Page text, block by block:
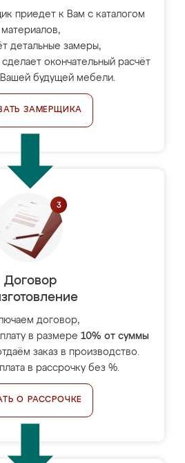
приедет к Вам с каталогом
материалов,
детальные замеры,
окончательный расчёт
будущей мебели.
ЗАМЕРЩИКА
Договор
договор,
в размере 10% от суммы
заказ в производство.
в рассрочку без %.
О РАССРОЧКЕ